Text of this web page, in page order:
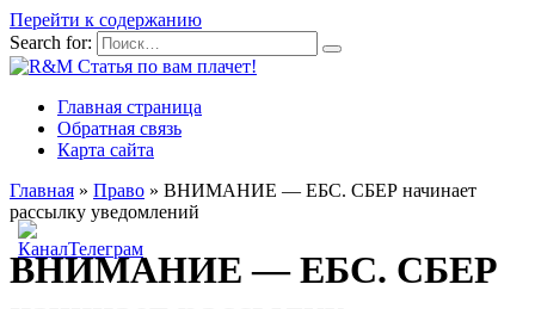
Перейти к содержанию
Search for:
Главная страница
Обратная связь
Карта сайта
Главная » Право » ВНИМАНИЕ — ЕБС. СБЕР начинает
рассылку уведомлений
ВНИМАНИЕ — ЕБС. СБЕР